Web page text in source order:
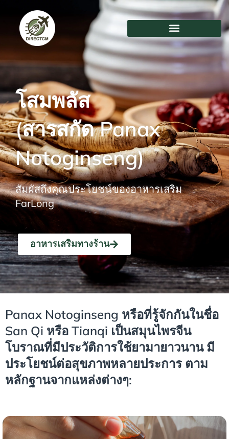
โสมพลัส
(สารสกัด Panax
Notoginseng)
สัมผัสถึงคุณประโยชน์ของอาหารเสริม
FarLong
อาหารเสริมทางร้าน
Panax Notoginseng หรือที่รู้จักกันในชื่อ
San Qi หรือ Tianqi เป็นสมุนไพรจีน
โบราณที่มีประวัติการใช้ยามายาวนาน มี
ประโยชน์ต่อสุขภาพหลายประการ ตาม
หลักฐานจากแหล่งต่างๆ: